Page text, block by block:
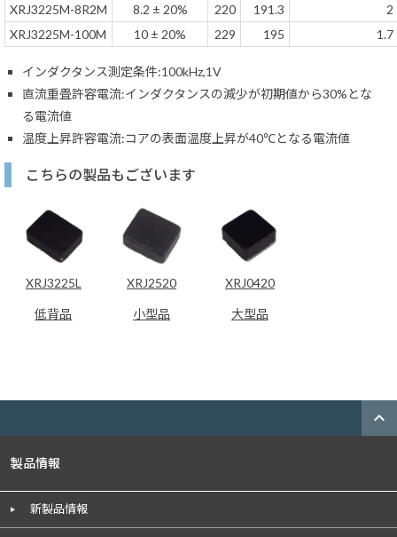
XRJ3225M-8R2M
8.2 ± 20% 220 191.3
2
XRJ3225M-100M
10 ± 20% 229 195 1.7
インダクタンス測定条件:100kHz,1V
直流重畳許容電流:インダクタンスの減少が初期値から30%とな
る電流値
温度上昇許容電流:コアの表面温度上昇が40℃となる電流値
こちらの製品もございます
XRJ3225L
低背品
XRJ2520
小型品
XRJ0420
大型品
expand_less
製品情報
新製品情報